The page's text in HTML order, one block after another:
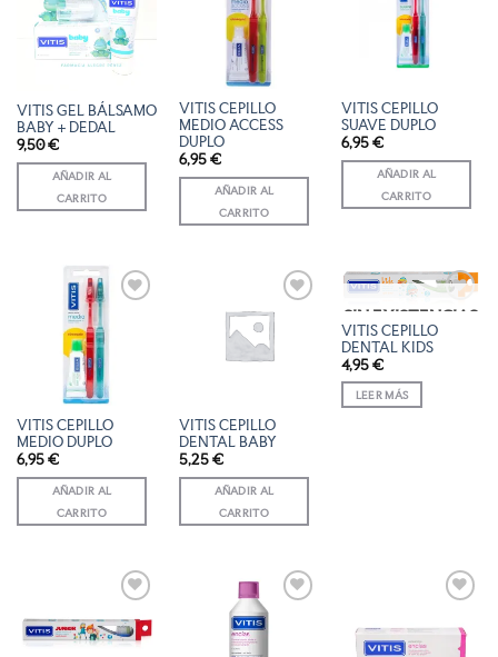
A LA
LISTA
DE
DESEOS
VITIS GEL BÁLSAMO
BABY + DEDAL
9,50€
AÑADIR AL
CARRITO
A LA
LISTA
DE
DESEOS
VITIS CEPILLO
MEDIO ACCESS
DUPLO
6,95 €
AÑADIR AL
CARRITO
A LA
LISTA
DESEOS
VITIS CEPILLO
SUAVE DUPLO
6,95 €
AÑADIR AL
CARRITO
AÑADIR
A LA
LISTA
DESEOS
VITIS CEPILLO
MEDIO DUPLO
6,95 €
AÑADIR AL
CARRITO
AÑADIR
A LA
LISTA
DE
VITIS CEPILLO
DENTAL BABY
5,25 €
AÑADIR AL
CARRITO
AÑADIR
A LA
LISTA
DESEOS
SIN EXISTENCIAS
VITIS CEPILLO
DENTAL KIDS
4,95 €
LEER MÁS
A LA
AÑADIR
A LA
A LA
LISTA